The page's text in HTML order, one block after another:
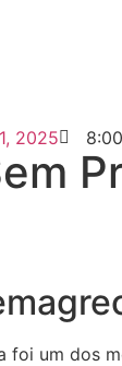
2025
foi um dos